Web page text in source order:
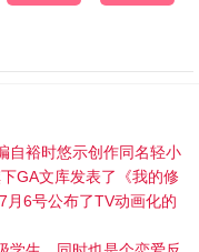
自裕时悠示创作同名轻小
GA文库发表了《我的修
月6号公布了TV动画化的